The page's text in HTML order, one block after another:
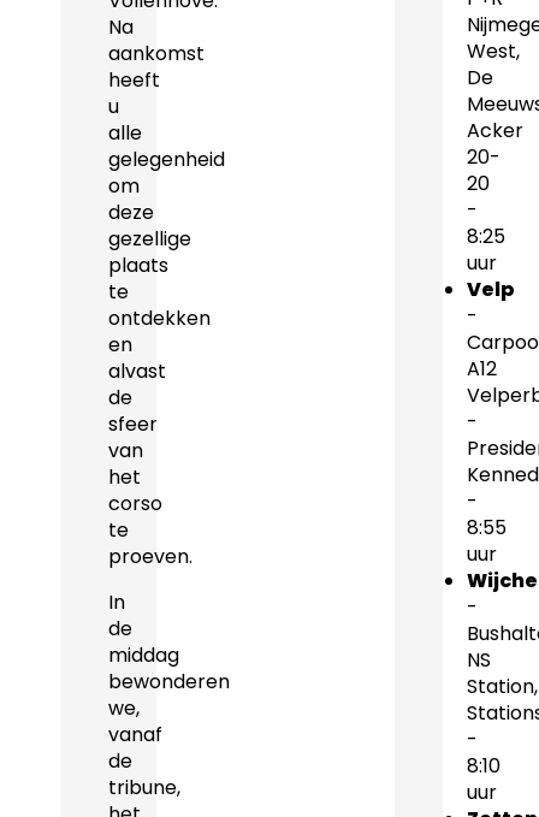
Na
aankomst
heeft
u
alle
gelegenheid
om
deze
gezellige
plaats
te
ontdekken
en
alvast
de
sfeer
van
het
corso
te
proeven.
In
de
middag
bewonderen
we,
vanaf
de
tribune,
West,
De
Acker
20-
20
-
8:25
uur
Velp
-
A12
-
-
8:55
uur
-
NS
Station,
-
8:10
uur